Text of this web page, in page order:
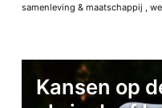
samenleving & maatschappij ,
Kansen op